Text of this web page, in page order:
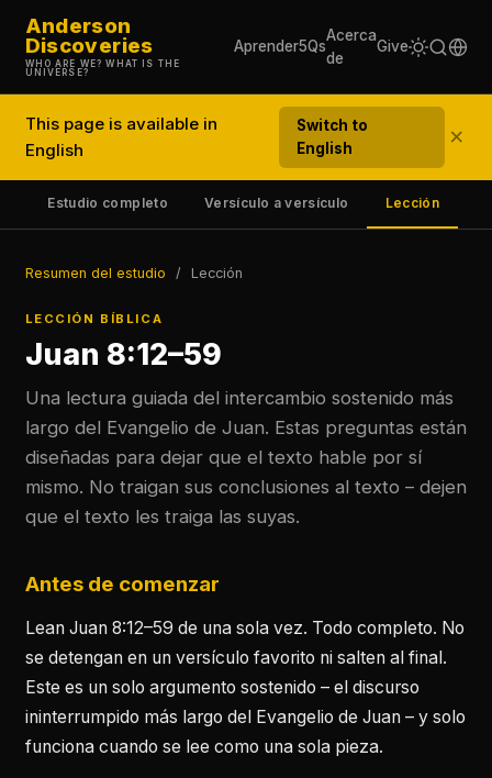
Anderson
Discoveries
WHO ARE WE? WHAT IS THE
UNIVERSE?
Aprender5Qs
Acerca
de
Give
This page is available in
English
Switch to
English
×
Estudio completo Versículo a versículo Lección
Resumen del estudio / Lección
LECCIÓN BÍBLICA
Juan 8:12–59
Una lectura guiada del intercambio sostenido más
largo del Evangelio de Juan. Estas preguntas están
diseñadas para dejar que el texto hable por sí
mismo. No traigan sus conclusiones al texto – dejen
que el texto les traiga las suyas.
Antes de comenzar
Lean Juan 8:12–59 de una sola vez. Todo completo. No
se detengan en un versículo favorito ni salten al final.
Este es un solo argumento sostenido – el discurso
ininterrumpido más largo del Evangelio de Juan – y solo
funciona cuando se lee como una sola pieza.